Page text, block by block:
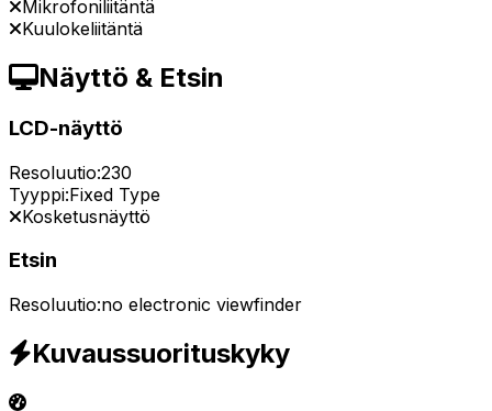
Mikrofoniliitäntä
Kuulokeliitäntä
Näyttö & Etsin
LCD-näyttö
Resoluutio:230
Tyyppi:Fixed Type
Kosketusnäyttö
Etsin
Resoluutio:no electronic viewfinder
Kuvaussuorituskyky